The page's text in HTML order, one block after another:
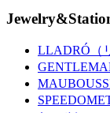
LLADRÓ（